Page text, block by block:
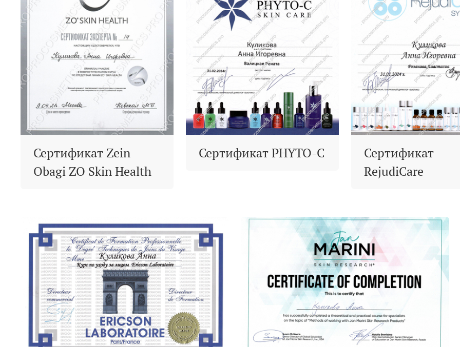
Сертификат Zein
Obagi ZO Skin Health
Сертификат PHYTO-C
Сертификат
RejudiCare